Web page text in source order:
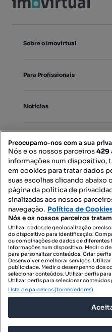
Sobre o Imovirtual
Para Profissionais
Notícias
Mapa do Site
Contacte-nos
Preocupamo-nos com a sua
Nós e os nossos parceiros429
informações num dispositivo,
em cookies para tratar dados
suas escolhas clicando abaixo
página da política de
sinalizadas aos nossos
navegação. Política de
Nós e os nossos parceiros
Utilizar dados de geolocalização
do dispositivo para identificação.
ou combinações de dados de diferentes
informações num dispositivo. Medir o
para personalizar conteúdos. Criar
Desenvolver e melhorar serviços.
publicidade. Medir o desempenho dos
selecionar conteúdos. Utilizar perfis
Utilizar perfis para selecionar conteúdos
Lista de parceiros (fornecedores)